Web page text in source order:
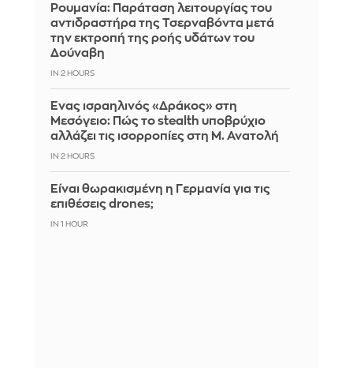
Ρουμανία: Παράταση λειτουργίας του
αντιδραστήρα της Τσερναβόντα μετά
την εκτροπή της ροής υδάτων του
Δούναβη
IN 2 HOURS
Ένας ισραηλινός «Δράκος» στη
Μεσόγειο: Πώς το stealth υποβρύχιο
αλλάζει τις ισορροπίες στη Μ. Ανατολή
IN 2 HOURS
Είναι θωρακισμένη η Γερμανία για τις
επιθέσεις drones;
IN 1 HOUR